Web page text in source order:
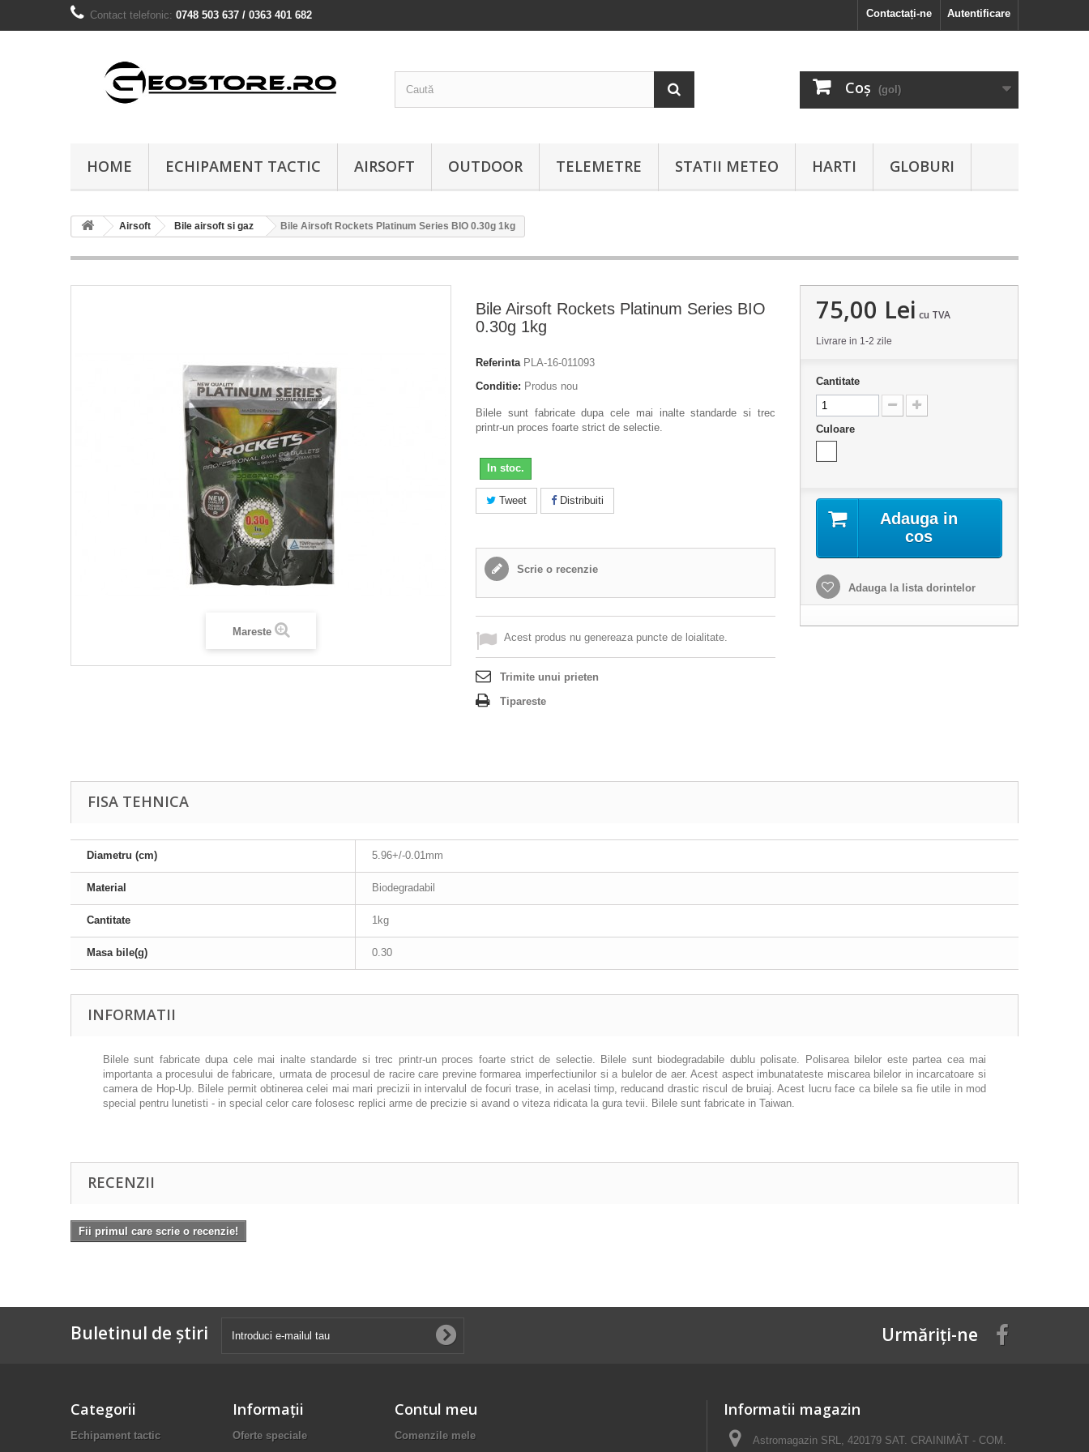
Autentificare
Contactați-ne
Contact telefonic: 0748 503 637 / 0363 401 682
Coş (gol)
HOME ECHIPAMENT TACTIC AIRSOFT OUTDOOR TELEMETRE STATII METEO HARTI GLOBURI
Airsoft Bile airsoft si gaz Bile Airsoft Rockets Platinum Series BIO 0.30g 1kg
Mareste
Bile Airsoft Rockets Platinum Series BIO
0.30g 1kg
Referinta PLA-16-011093
Conditie: Produs nou
Bilele sunt fabricate dupa cele mai inalte standarde si trec
printr-un proces foarte strict de selectie.
In stoc.
Tweet Distribuiti
Scrie o recenzie
Acest produs nu genereaza puncte de loialitate.
Trimite unui prieten
Tipareste
75,00 Lei cu TVA
Livrare in 1-2 zile
Cantitate
Culoare
Adauga in
cos
Adauga la lista dorintelor
FISA TEHNICA
Diametru (cm) 5.96+/-0.01mm
Material Biodegradabil
Cantitate 1kg
Masa bile(g) 0.30
INFORMATII
Bilele sunt fabricate dupa cele mai inalte standarde si trec printr-un proces foarte strict de selectie. Bilele sunt biodegradabile dublu polisate. Polisarea bilelor este partea cea mai
importanta a procesului de fabricare, urmata de procesul de racire care previne formarea imperfectiunilor si a bulelor de aer. Acest aspect imbunatateste miscarea bilelor in incarcatoare si
camera de Hop-Up. Bilele permit obtinerea celei mai mari precizii in intervalul de focuri trase, in acelasi timp, reducand drastic riscul de bruiaj. Acest lucru face ca bilele sa fie utile in mod
special pentru lunetisti - in special celor care folosesc replici arme de precizie si avand o viteza ridicata la gura tevii. Bilele sunt fabricate in Taiwan.
RECENZII
Fii primul care scrie o recenzie!
Buletinul de știri Urmăriți-ne
Categorii
Echipament tactic
Informaţii
Oferte speciale
Contul meu
Comenzile mele
Informatii magazin
Astromagazin SRL, 420179 SAT. CRAINIMĂT - COM.